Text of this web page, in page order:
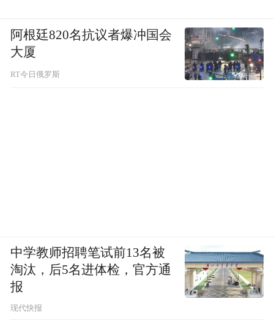
阿根廷820名抗议者爆冲国会
大厦
RT今日俄罗斯
中学教师招聘笔试前13名被
淘汰，后5名进体检，官方通
报
现代快报